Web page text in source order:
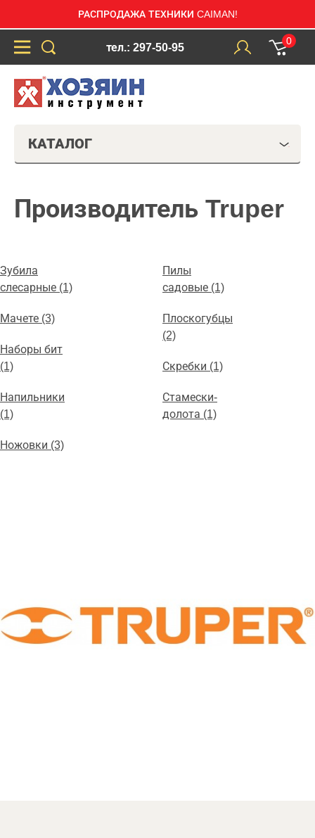
РАСПРОДАЖА ТЕХНИКИ CAIMAN!
тел.: 297-50-95
0
КАТАЛОГ
Производитель Truper
Зубила
слесарные (1)
Мачете (3)
Наборы бит
(1)
Напильники
(1)
Ножовки (3)
Пилы
садовые (1)
Плоскогубцы
(2)
Скребки (1)
Стамески-
долота (1)